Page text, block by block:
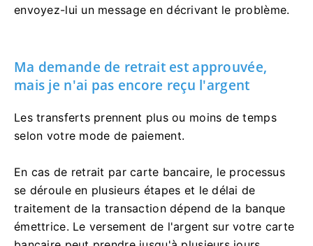
envoyez-lui un message en décrivant le problème.
Ma demande de retrait est approuvée,
mais je n'ai pas encore reçu l'argent
Les transferts prennent plus ou moins de temps
selon votre mode de paiement.
En cas de retrait par carte bancaire, le processus
se déroule en plusieurs étapes et le délai de
traitement de la transaction dépend de la banque
émettrice. Le versement de l'argent sur votre carte